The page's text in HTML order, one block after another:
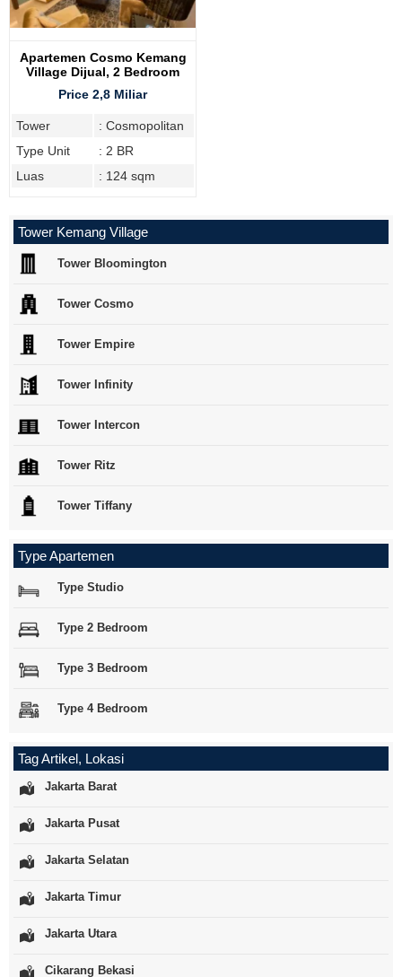
Apartemen Cosmo Kemang
Village Dijual, 2 Bedroom
Price 2,8 Miliar
Tower
: Cosmopolitan
Type Unit
: 2 BR
Luas
: 124 sqm
Tower Kemang Village
Tower Bloomington
Tower Cosmo
Tower Empire
Tower Infinity
Tower Intercon
Tower Ritz
Tower Tiffany
Type Apartemen
Type Studio
Type 2 Bedroom
Type 3 Bedroom
Type 4 Bedroom
Tag Artikel, Lokasi
Jakarta Barat
Jakarta Pusat
Jakarta Selatan
Jakarta Timur
Jakarta Utara
Cikarang Bekasi